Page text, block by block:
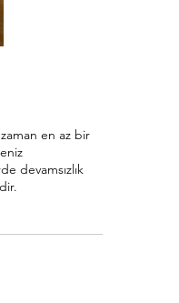
zaman en az bir
devamsızlık